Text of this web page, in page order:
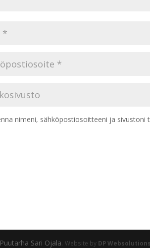
nimeni, sähköpostiosoitteeni ja
Sari Ojala.Website by DP Websolutions